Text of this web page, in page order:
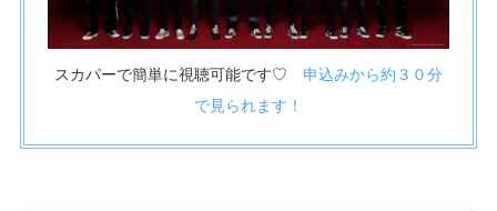
スカパーで簡単に視聴可能です♡ 申込みから約３０分
で見られます！